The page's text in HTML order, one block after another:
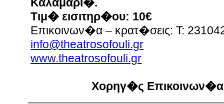
Τιμ� εισιτηρ�ου: 10€
Επικοινων�α – κρατ�σεις: Τ:
info@theatrosofouli.gr
www.theatrosofouli.gr
Χορηγ�ς